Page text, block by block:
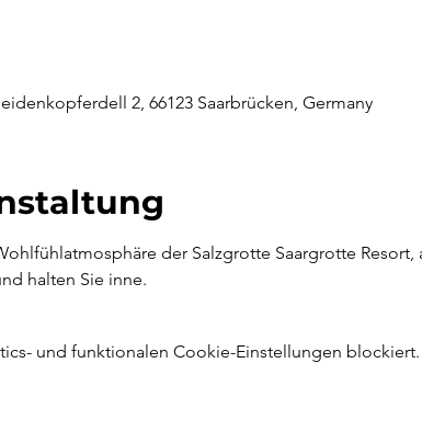
2, 66123 Saarbrücken, Germany
der Salzgrotte Saargrotte Resort,
halten Sie inne.
und funktionalen Cookie-Einstellungen blockiert.